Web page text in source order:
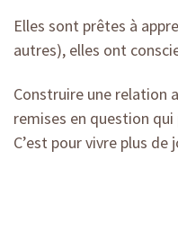
Elles sont prêtes à
autres), elles ont
Construire une relation
remises en question
C’est pour vivre plus